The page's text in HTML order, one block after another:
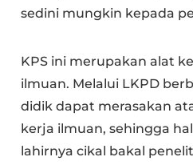
sedini mungkin kepada
KPS ini merupakan alat
ilmuan. Melalui LKPD
didik dapat merasakan
kerja ilmuan, sehingga
lahirnya cikal bakal